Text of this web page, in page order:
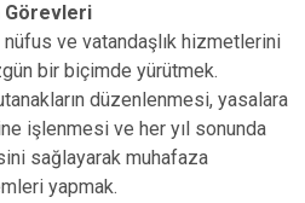
Adapazarı
Arifiye
Erenler
Serdivan
Görevleri
ve vatandaşlık hizmetlerini
bir biçimde yürütmek.
düzenlenmesi, yasalara
işlenmesi ve her yıl sonunda
sağlayarak muhafaza
yapmak.